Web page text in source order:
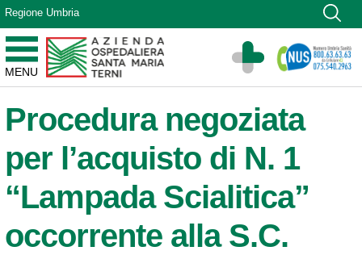
Vai ai contenuti
Vai al menu di navigazione
Vai al footer
Regione Umbria
MENU
Azienda Ospedaliera Santa Maria di Terni
Sito Istituzionale
Procedura negoziata
per l’acquisto di N. 1
“Lampada Scialitica”
occorrente alla S.C.